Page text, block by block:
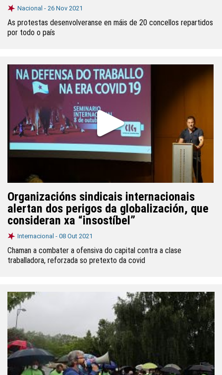
Nacional - 26 Nov 2021
As protestas desenvolveranse en máis de 20 concellos repartidos
por todo o país
Organizacións sindicais internacionais
alertan dos perigos da globalización, que
consideran xa “insostíbel”
Internacional - 08 Out 2021
Chaman a combater a ofensiva do capital contra a clase
traballadora, reforzada so pretexto da covid